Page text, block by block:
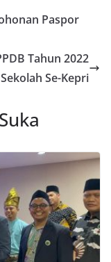
Paspor
Tahun 2022
Se-Kepri